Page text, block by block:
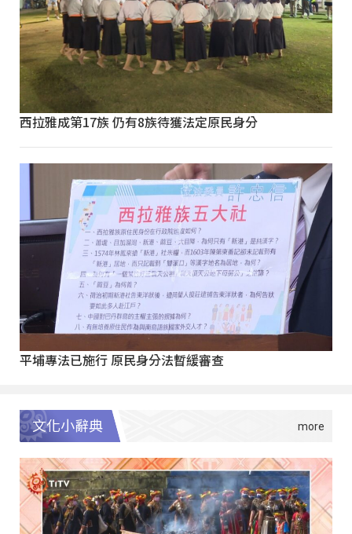
西拉雅成第17族 仍有8族待獲法定原民身分
平埔專法已施行 原民身分法暫緩審查
文化小辭典